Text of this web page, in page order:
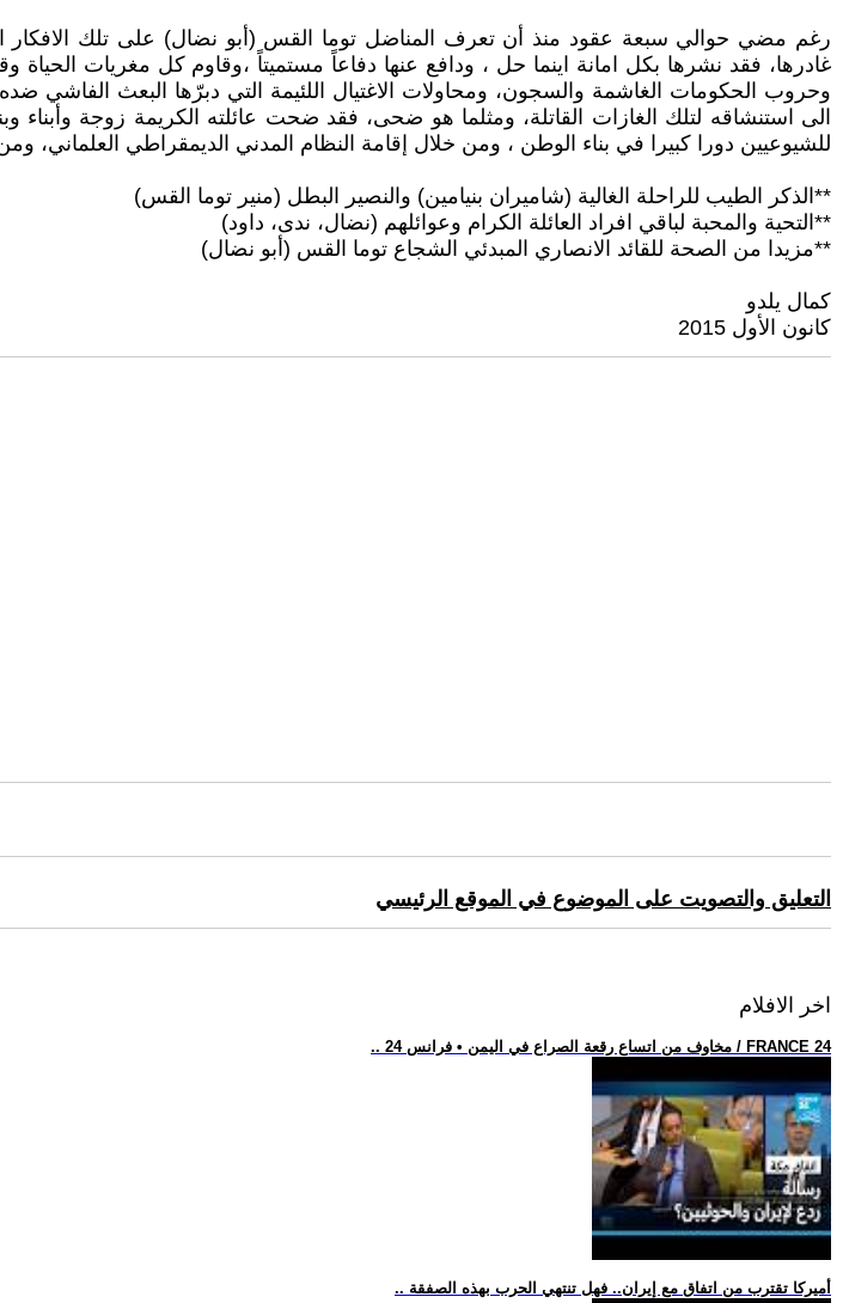
رغم مضي حوالي سبعة عقود منذ أن تعرف المناضل توما القس (أبو نضال) على تلك الافكار
غادرها، فقد نشرها بكل امانة اينما حل ، ودافع عنها دفاعاً مستميتاً ،وقاوم كل مغريات
وحروب الحكومات الغاشمة والسجون، ومحاولات الاغتيال اللئيمة التي دبرّها البعث الفاشي
الى استنشاقه لتلك الغازات القاتلة، ومثلما هو ضحى، فقد ضحت عائلته الكريمة زوجة
للشيوعيين دورا كبيرا في بناء الوطن ، ومن خلال إقامة النظام المدني الديمقراطي
**الذكر الطيب للراحلة الغالية (شاميران بنيامين) والنصير البطل (منير توما القس)
**التحية والمحبة لباقي افراد العائلة الكرام وعوائلهم (نضال، ندى، داود)
**مزيدا من الصحة للقائد الانصاري المبدئي الشجاع توما القس (أبو نضال)
كمال يلدو
كانون الأول 2015
التعليق والتصويت على الموضوع في الموقع الرئيسي
اخر الافلام
.. مخاوف من اتساع رقعة الصراع في اليمن • فرانس 24 / FRANCE 24
.. أميركا تقترب من اتفاق مع إيران.. فهل تنتهي الحرب بهذه الصفقة